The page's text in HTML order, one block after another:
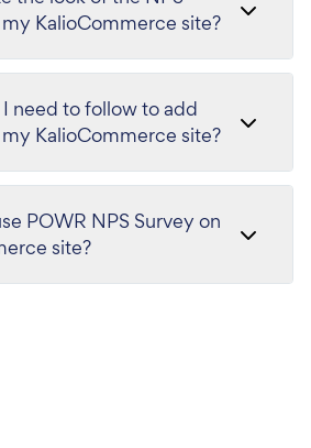
KalioCommerce site?
need to follow to add
KalioCommerce site?
POWR NPS Survey on
site?